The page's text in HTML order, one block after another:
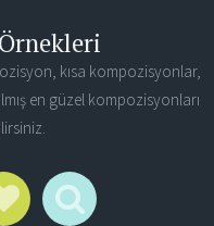
kısa kompozisyonlar,
en güzel kompozisyonları